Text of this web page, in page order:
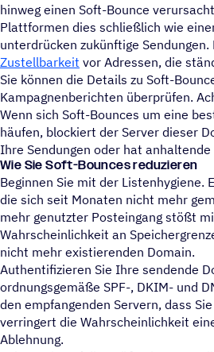
hinweg einen Soft-Bounce
Plattformen dies schließlich wie
unterdrücken zukünftige
Zustellbarkeit vor Adressen, die
Sie können die Details zu Soft-
Kampagnenberichten überprüfen.
Wenn sich Soft-Bounces um eine
häufen, blockiert der Server dieser
Ihre Sendungen oder hat anhaltende
Wie Sie Soft-Bounces reduzieren
Beginnen Sie mit der Listenhygiene.
die sich seit Monaten nicht mehr
mehr genutzter Posteingang stößt
Wahrscheinlichkeit an
nicht mehr existierenden Domain.
Authentifizieren Sie Ihre sendende
ordnungsgemäße SPF-, DKIM- und
den empfangenden Servern, dass
verringert die Wahrscheinlichkeit
Ablehnung.